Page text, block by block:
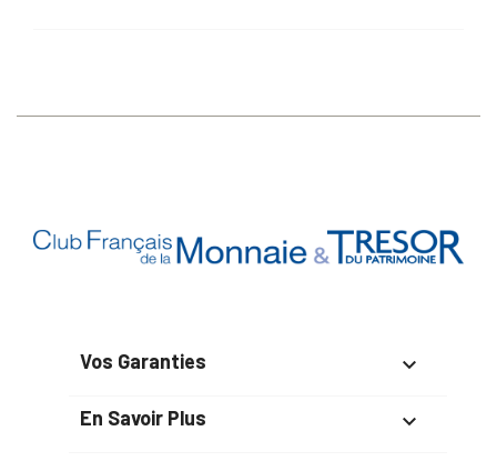
Vos Garanties 
En Savoir Plus 